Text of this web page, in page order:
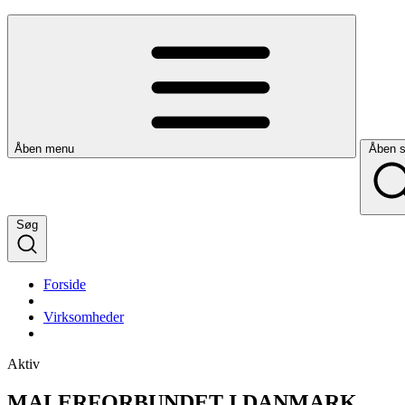
Åben menu Åben
Søg
Forside
Virksomheder
Aktiv